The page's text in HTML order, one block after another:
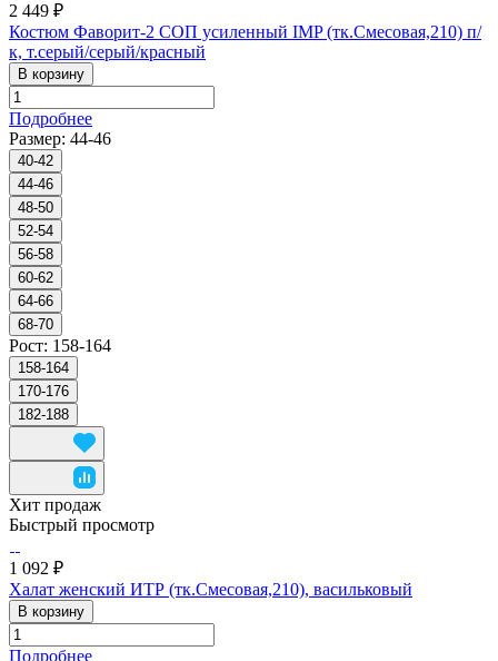
2 449 ₽
Костюм Фаворит-2 СОП усиленный IMP (тк.Смесовая,210) п/
к, т.серый/серый/красный
В корзину
Подробнее
Размер: 44-46
40-42
44-46
48-50
52-54
56-58
60-62
64-66
68-70
Рост: 158-164
158-164
170-176
182-188
Хит продаж
Быстрый просмотр
1 092 ₽
Халат женский ИТР (тк.Смесовая,210), васильковый
В корзину
Подробнее